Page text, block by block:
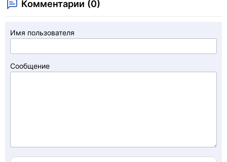
Комментарии (0)
Имя пользователя
Сообщение